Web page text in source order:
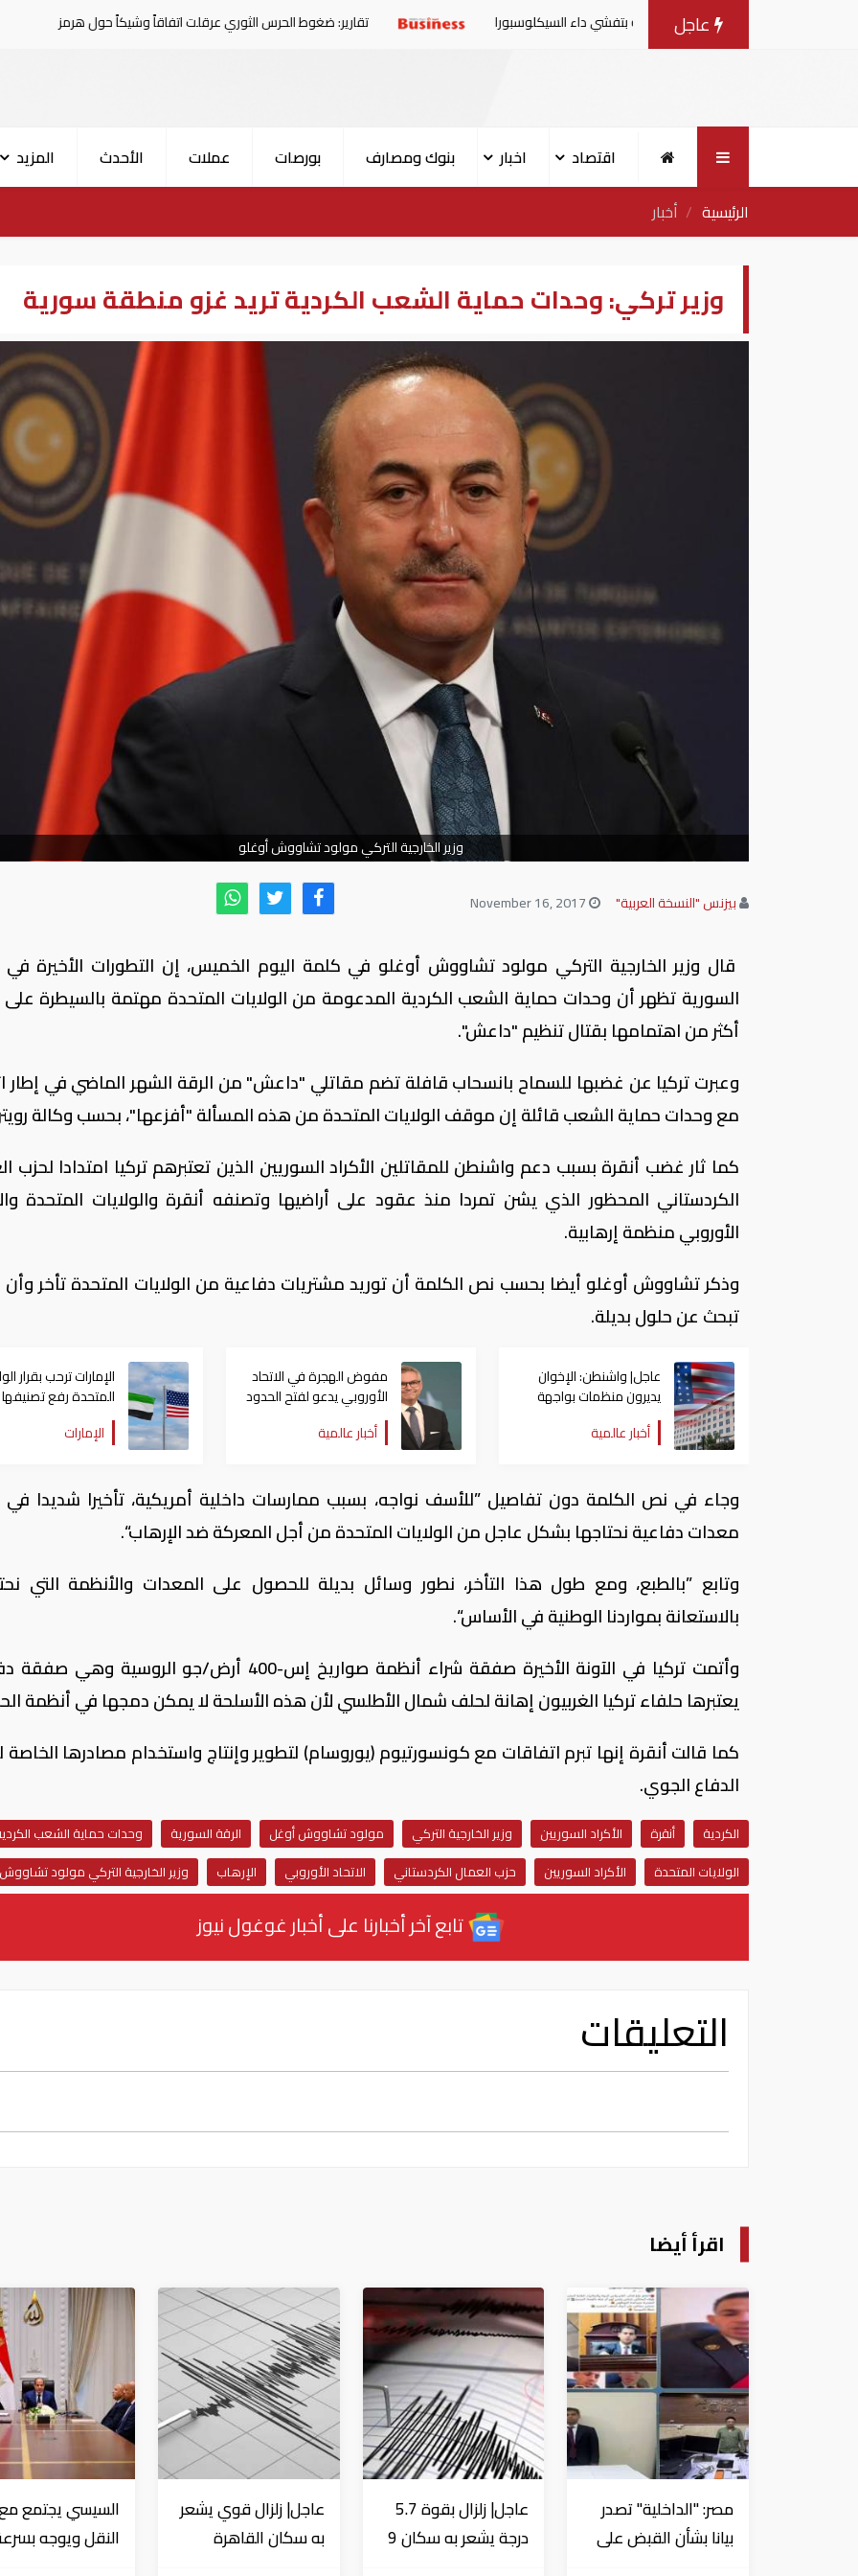
عاجل
منتجات الخس المرتبطة بتفشي داء السيكلوسبورا تقارير: ضغوط الحرس الثوري عرقلت اتفاقاً وشيكاً حول هرمز
اقتصاد اخبار بنوك ومصارف بورصات عملات الأحدث
المزيد
الرئيسية
أخبار
وزير تركي: وحدات حماية الشعب الكردية تريد غزو منطقة سورية
وزير الخارجية التركي مولود تشاووش أوغلو
بيزنس "النسخة العربية"
قال وزير الخارجية التركي مولود تشاووش أوغلو في كلمة اليوم الخميس، إن التطورات الأخيرة في
السورية تظهر أن وحدات حماية الشعب الكردية المدعومة من الولايات المتحدة مهتمة بالسيطرة
أكثر من اهتمامها بقتال تنظيم "داعش".
وعبرت تركيا عن غضبها للسماح بانسحاب قافلة تضم مقاتلي "داعش" من الرقة الشهر الماضي في إطار
مع وحدات حماية الشعب قائلة إن موقف الولايات المتحدة من هذه المسألة "أفزعها"، بحسب وكالة
كما ثار غضب أنقرة بسبب دعم واشنطن للمقاتلين الأكراد السوريين الذين تعتبرهم تركيا امتدادا لحزب
الكردستاني المحظور الذي يشن تمردا منذ عقود على أراضيها وتصنفه أنقرة والولايات المتحدة
الأوروبي منظمة إرهابية.
وذكر تشاووش أوغلو أيضا بحسب نص الكلمة أن توريد مشتريات دفاعية من الولايات المتحدة تأخر وأن
تبحث عن حلول بديلة.
عاجل| واشنطن: الإخوان
يديرون منظمات بواجهة
خيرية تنقل الأموال لدعم
الإرهاب
أخبار عالمية
مفوض الهجرة في الاتحاد
الأوروبي يدعو لفتح الحدود
بين دول شنغن
أخبار عالمية
الإمارات ترحب بقرار
المتحدة رفع
ضوابط التصدير
الإمارات
وجاء في نص الكلمة دون تفاصيل ”للأسف نواجه، بسبب ممارسات داخلية أمريكية، تأخيرا شديدا في
معدات دفاعية نحتاجها بشكل عاجل من الولايات المتحدة من أجل المعركة ضد الإرهاب“.
وتابع ”بالطبع، ومع طول هذا التأخر، نطور وسائل بديلة للحصول على المعدات والأنظمة التي
بالاستعانة بمواردنا الوطنية في الأساس“.
وأتمت تركيا في الآونة الأخيرة صفقة شراء أنظمة صواريخ إس-400 أرض/جو الروسية
يعتبرها حلفاء تركيا الغربيون إهانة لحلف شمال الأطلسي لأن هذه الأسلحة لا يمكن دمجها في أنظمة
كما قالت أنقرة إنها تبرم اتفاقات مع كونسورتيوم (يوروسام) لتطوير وإنتاج واستخدام مصادرها الخاصة
الدفاع الجوي.
الكردية أنقرة الأكراد السوريين وزير الخارجية التركي مولود تشاووش أوغل الرقة السورية
وحدات حماية الشعب
الولايات المتحدة
الأكراد السوريين حزب العمال الكردستاني الاتحاد الأوروبي الإرهاب وزير الخارجية التركي مولود
تابع آخر أخبارنا على أخبار غوغول نيوز
التعليقات
اقرأ أيضا
مصر: "الداخلية" تصدر
بيانا بشأن القبض على
عاجل| زلزال بقوة 5.7
درجة يشعر به سكان 9
عاجل| زلزال قوي يشعر
به سكان القاهرة
السيسي يجتمع مع
النقل ويوجه